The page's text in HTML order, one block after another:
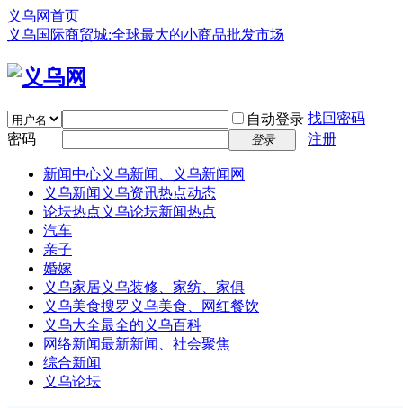
义乌网首页
义乌国际商贸城:全球最大的小商品批发市场
自动登录 找回密码
密码
登录 注册
新闻中心义乌新闻、义乌新闻网
义乌新闻 义乌资讯热点动态
论坛热点 义乌论坛新闻热点
汽车
亲子
婚嫁
义乌家居义乌装修、家纺、家俱
义乌美食搜罗义乌美食、网红餐饮
义乌大全最全的义乌百科
网络新闻最新新闻、社会聚焦
综合新闻
义乌论坛